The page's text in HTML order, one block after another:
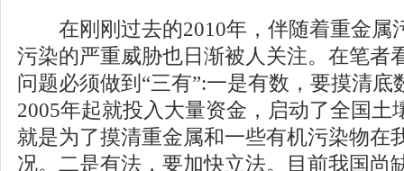
在刚刚过去的2010年，伴随着重金属
污染的严重威胁也日渐被人关注。在笔者
问题必须做到“三有”:一是有数，要摸清底
2005年起就投入大量资金，启动了全国土
就是为了摸清重金属和一些有机污染物在
况。二是有法，要加快立法。目前我国尚